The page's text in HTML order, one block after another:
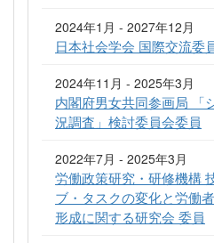
2024年1月 - 2027年12月
日本社会学会 国際交流委
2024年11月 - 2025年3月
内閣府男女共同参画局 「
況調査」検討委員会委員
2022年7月 - 2025年3月
労働政策研究・研修機構
ブ・タスクの変化と労働
形成に関する研究会 委員